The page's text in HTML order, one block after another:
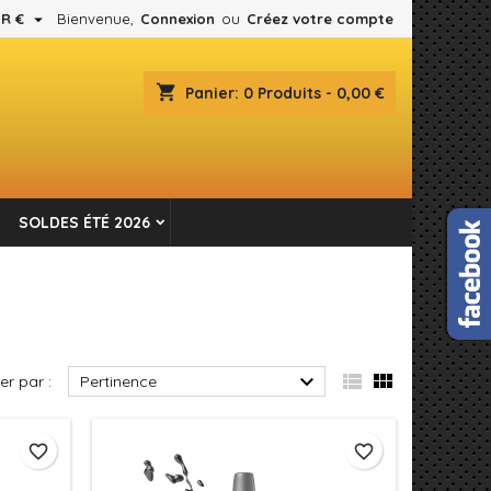
Bienvenue, Connexion ou Créez votre compte
€ 
shopping_cart Panier: 0 Produits - 0,00 €
SOLDES ÉTÉ 2026
par : Pertinence   
favorite_border favorite_border